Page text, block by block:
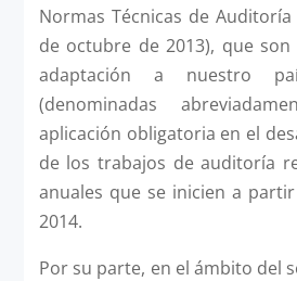
Normas Técnicas de
de octubre de 2013), que
adaptación a nuestro
(denominadas
aplicación obligatoria en el
de los trabajos de auditoría
anuales que se inicien a
2014.
Por su parte, en el ámbito del